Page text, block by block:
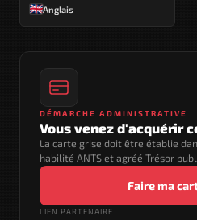
Anglais
DÉMARCHE ADMINISTRATIVE
Vous venez d'acquérir
La carte grise doit être établie
habilité ANTS et agréé Trésor
Faire ma
LIEN PARTENAIRE